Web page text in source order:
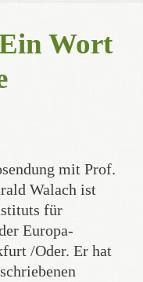
Wort
mit Prof.
Walach ist
für
Europa-
/Oder. Er hat